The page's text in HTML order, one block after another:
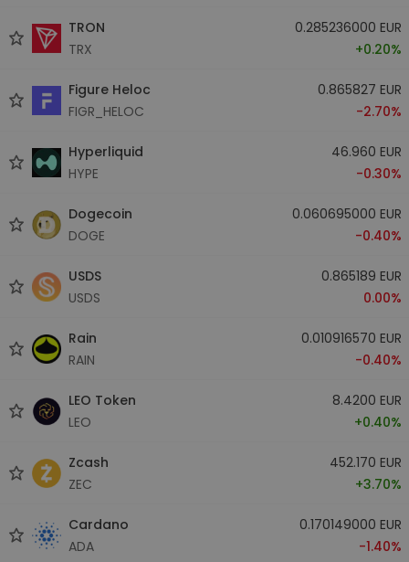
TRON
TRX
0.285236000 EUR
+0.20%
Figure Heloc
FIGR_HELOC
0.865827 EUR
-2.70%
Hyperliquid
HYPE
46.960 EUR
-0.30%
Dogecoin
DOGE
0.060695000 EUR
-0.40%
USDS
USDS
0.865189 EUR
0.00%
Rain
RAIN
0.010916570 EUR
-0.40%
LEO Token
LEO
8.4200 EUR
+0.40%
Zcash
ZEC
452.170 EUR
+3.70%
Cardano
ADA
0.170149000 EUR
-1.40%